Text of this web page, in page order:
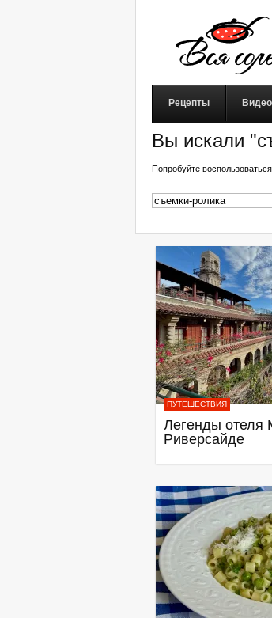
Рецепты Видео
Вы искали
Попробуйте
Найти:
ПУТЕШЕСТВИЯ
Легенды отеля
Риверсайде